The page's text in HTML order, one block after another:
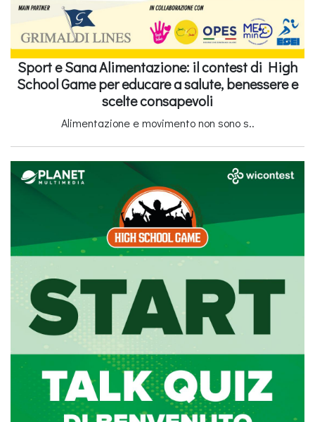
Sport e Sana Alimentazione: il contest di High
School Game per educare a salute, benessere e
scelte consapevoli
Alimentazione e movimento non sono s..